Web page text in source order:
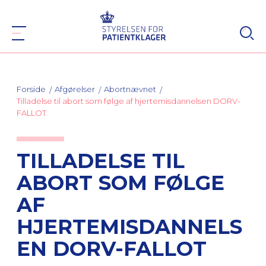
Forside Afgørelser
Abortnævnet
Tilladelse til abort som følge af hjertemisdannelsen DORV-
FALLOT
TILLADELSE TIL
ABORT SOM FØLGE
AF
HJERTEMISDANNELS
EN DORV-FALLOT